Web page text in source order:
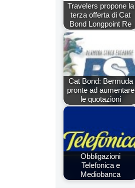
Travelers propone la
terza offerta di Cat
Bond Longpoint Re
Cat Bond: Bermuda
pronte ad aumentare
le quotazioni
Obbligazioni
Telefonica e
Mediobanca